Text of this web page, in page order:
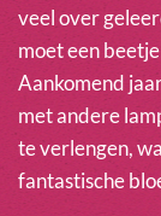
veel over
moet een
Aankomend
met andere
te verlengen,
fantastische